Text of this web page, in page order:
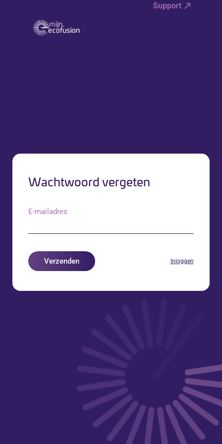
Support
Wachtwoord vergeten
E-mailadres
Verzenden Inloggen